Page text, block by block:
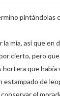
pintándolas
mía, así que en
cierto, pero
hortera que
estampado de
el